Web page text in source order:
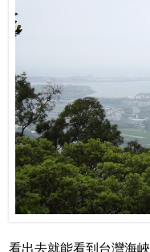
看出去就能看到台灣海峽